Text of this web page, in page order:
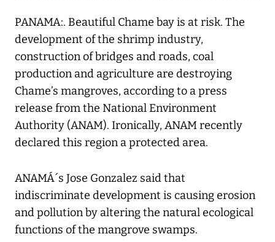
PANAMA:. Beautiful Chame bay is at risk. The
development of the shrimp industry,
construction of bridges and roads, coal
production and agriculture are destroying
Chame’s mangroves, according to a press
release from the National Environment
Authority (ANAM). Ironically, ANAM recently
declared this region a protected area.
ANAMÁ´s Jose Gonzalez said that
indiscriminate development is causing erosion
and pollution by altering the natural ecological
functions of the mangrove swamps.